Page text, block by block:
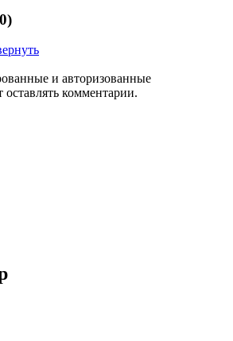
0)
и авторизованные
оставлять комментарии.